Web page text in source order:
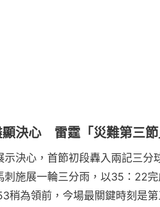
顯決心 雷霆「災難第三
示決心，首節初段轟入兩記三分
刺施展一輪三分雨，以35：22
稍為領前，今場最關鍵時刻是